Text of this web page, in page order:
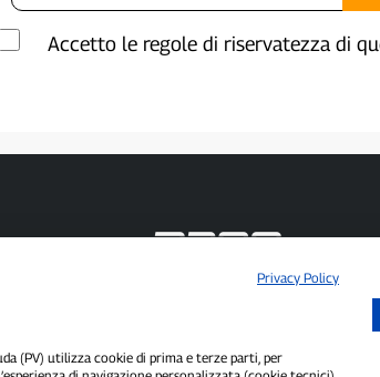
Accetto le regole di riservatezza di
P300.it è una Testata Giornalistica
Registrazione numero 1/2021 del 1/2/2021 -
- P.IVA
Responsabile:Alessandro Secchi- Vicedirettore:
Privacy Policy
(PV) utilizza cookie di prima e terze parti, per